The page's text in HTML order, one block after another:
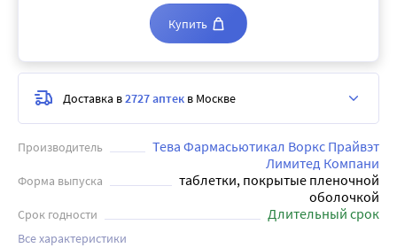
Производитель
Тева Фармасьютикал Воркс Прайвэт
Лимитед Компани
Форма выпуска
таблетки, покрытые пленочной
оболочкой
Срок годности Длительный срок
Все характеристики
Купить
Доставка в2727 аптек в Москве